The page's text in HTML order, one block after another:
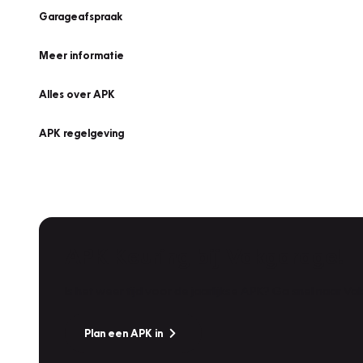
Garageafspraak
Meer informatie
Alles over APK
APK regelgeving
Plan een APK in